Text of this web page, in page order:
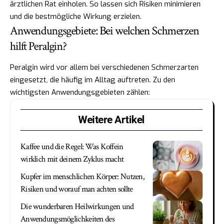
ärztlichen Rat einholen. So lassen sich Risiken minimieren
und die bestmögliche Wirkung erzielen.
Anwendungsgebiete: Bei welchen Schmerzen
hilft Peralgin?
Peralgin wird vor allem bei verschiedenen Schmerzarten
eingesetzt, die häufig im Alltag auftreten. Zu den
wichtigsten Anwendungsgebieten zählen:
Weitere Artikel
Kaffee und die Regel: Was Koffein
wirklich mit deinem Zyklus macht
Kupfer im menschlichen Körper: Nutzen,
Risiken und worauf man achten sollte
Die wunderbaren Heilwirkungen und
Anwendungsmöglichkeiten des